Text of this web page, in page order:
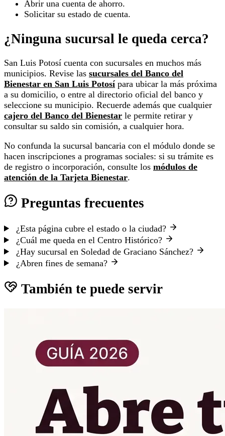
Abrir una cuenta de ahorro.
Solicitar su estado de cuenta.
¿Ninguna sucursal le queda cerca?
San Luis Potosí cuenta con sucursales en muchos más
municipios. Revise las sucursales del Banco del
Bienestar en San Luis Potosípara ubicar la más próxima
a su domicilio, o entre al directorio oficial del banco y
seleccione su municipio. Recuerde además que cualquier
cajero del Banco del Bienestar le permite retirar y
consultar su saldo sin comisión, a cualquier hora.
No confunda la sucursal bancaria con el módulo donde se
hacen inscripciones a programas sociales: si su trámite es
de registro o incorporación, consulte los módulos de
atención de la Tarjeta Bienestar.
Preguntas frecuentes
¿Esta página cubre el estado o la ciudad?
¿Cuál me queda en el Centro Histórico?
¿Hay sucursal en Soledad de Graciano Sánchez?
¿Abren fines de semana?
También te puede servir